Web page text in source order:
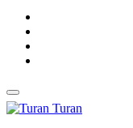
Turan